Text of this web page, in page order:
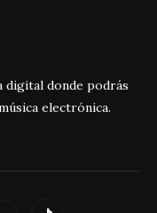
digital donde podrás
electrónica.